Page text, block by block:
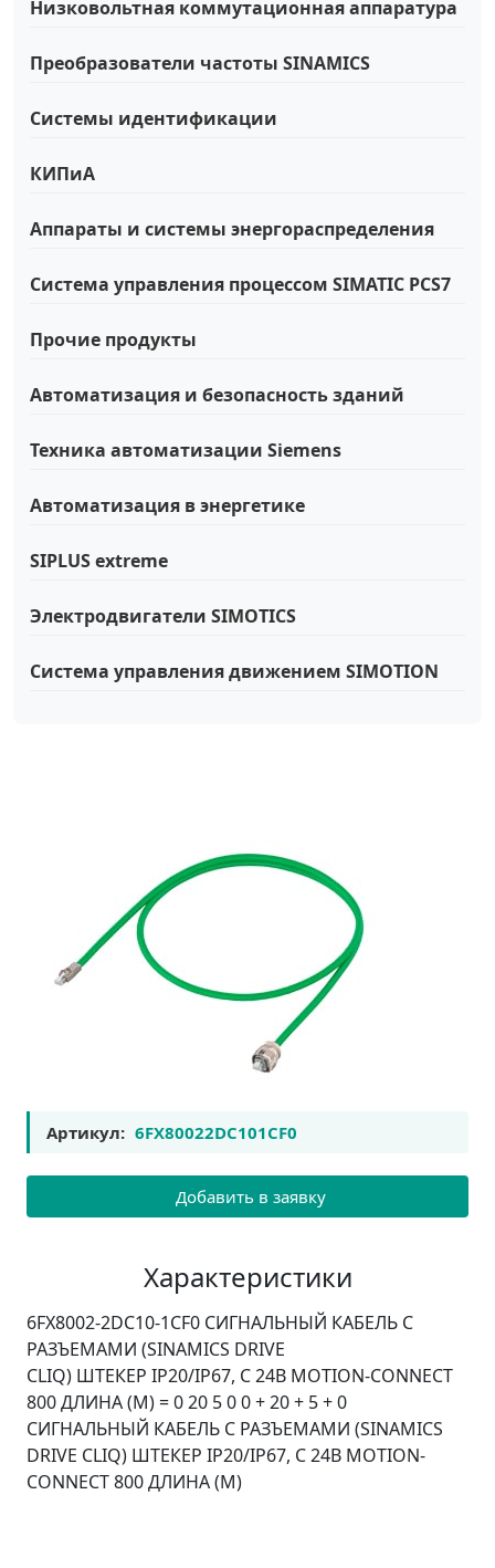
Низковольтная коммутационная аппаратура
Преобразователи частоты SINAMICS
Системы идентификации
КИПиА
Аппараты и системы энергораспределения
Система управления процессом SIMATIC PCS7
Прочие продукты
Автоматизация и безопасность зданий
Техника автоматизации Siemens
Автоматизация в энергетике
SIPLUS extreme
Электродвигатели SIMOTICS
Система управления движением SIMOTION
Артикул: 6FX80022DC101CF0
Добавить в заявку
Характеристики
6FX8002-2DC10-1CF0 СИГНАЛЬНЫЙ КАБЕЛЬ С
РАЗЪЕМАМИ (SINAMICS DRIVE
CLIQ) ШТЕКЕР IP20/IP67, С 24В MOTION-CONNECT
800 ДЛИНА (M) = 0 20 5 0 0 + 20 + 5 + 0
СИГНАЛЬНЫЙ КАБЕЛЬ С РАЗЪЕМАМИ (SINAMICS
DRIVE CLIQ) ШТЕКЕР IP20/IP67, С 24В MOTION-
CONNECT 800 ДЛИНА (M)